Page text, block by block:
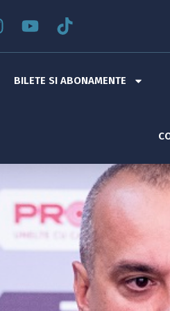
BILETE SI ABONAMENTE